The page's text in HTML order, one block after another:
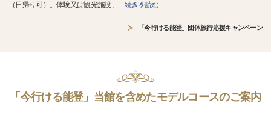
（日帰り可）。体験又は観光施設、 …続きを読む
「今行ける能登」団体旅行応援キャンペーン
「今行ける能登」当館を含めたモデルコースのご案内